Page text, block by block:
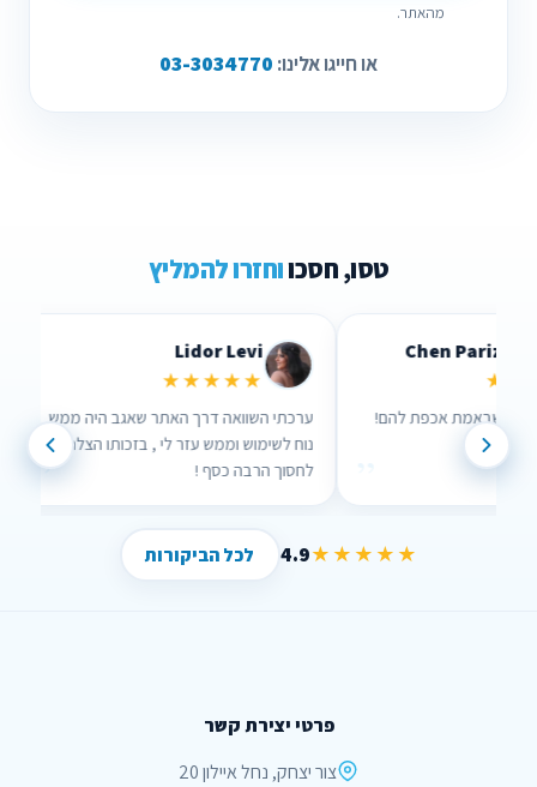
מהאתר.
או חייגו אלינו: 03-3034770
טסו, חסכווחזרו להמליץ
Lidor Levi
★★★★★
ערכתי השוואה דרך האתר שאגב היה ממש
נוח לשימוש וממש עזר לי , בזכותו הצלחתי
לחסוך הרבה כסף !
”
Chen Parizer
שבאמת אכפת להם!
★★★★★
4.9 לכל הביקורות
פרטי יצירת קשר
צור יצחק, נחל איילון 20